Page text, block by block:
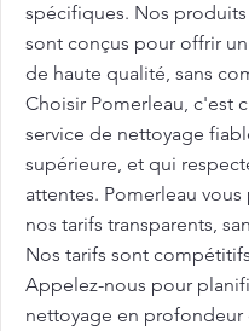
spécifiques. Nos
sont conçus pour offrir
de haute qualité, sans
Choisir Pomerleau, c'est
service de nettoyage
supérieure, et qui
attentes. Pomerleau
nos tarifs transparents,
Nos tarifs sont
Appelez-nous pour
nettoyage en profondeur